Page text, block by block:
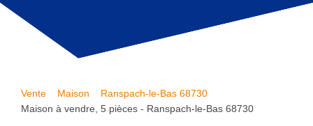
Vente Maison
Ranspach-le-Bas 68730
Maison à vendre, 5 pièces - Ranspach-le-Bas 68730